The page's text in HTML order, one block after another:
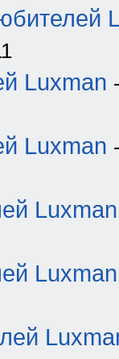
Luxman
Luxman
Luxman
Luxman